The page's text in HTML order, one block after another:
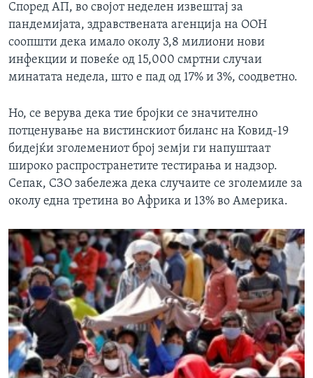
Според АП, во својот неделен извештај за
пандемијата, здравствената агенција на ООН
соопшти дека имало околу 3,8 милиони нови
инфекции и повеќе од 15,000 смртни случаи
минатата недела, што е пад од 17% и 3%, соодветно.
Но, се верува дека тие бројки се значително
потценување на вистинскиот биланс на Ковид-19
бидејќи зголемениот број земји ги напуштаат
широко распространетите тестирања и надзор.
Сепак, СЗО забележа дека случаите се зголемиле за
околу една третина во Африка и 13% во Америка.